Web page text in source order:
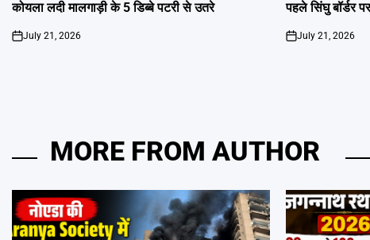
कोयला लदी मालगाड़ी के 5 डिब्बे पटरी से उतरे
on
July 21, 2026
पहले सिंघु बॉर्डर
on
July 21, 2026
MORE FROM AUTHOR